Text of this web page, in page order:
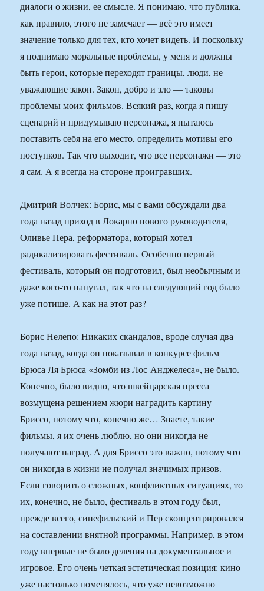
диалоги о жизни, ее смысле. Я понимаю, что публика,
как правило, этого не замечает — всё это имеет
значение только для тех, кто хочет видеть. И поскольку
я поднимаю моральные проблемы, у меня и должны
быть герои, которые переходят границы, люди, не
уважающие закон. Закон, добро и зло — таковы
проблемы моих фильмов. Всякий раз, когда я пишу
сценарий и придумываю персонажа, я пытаюсь
поставить себя на его место, определить мотивы его
поступков. Так что выходит, что все персонажи — это
я сам. А я всегда на стороне проигравших.
Дмитрий Волчек: Борис, мы с вами обсуждали два
года назад приход в Локарно нового руководителя,
Оливье Пера, реформатора, который хотел
радикализировать фестиваль. Особенно первый
фестиваль, который он подготовил, был необычным и
даже кого-то напугал, так что на следующий год было
уже потише. А как на этот раз?
Борис Нелепо: Никаких скандалов, вроде случая два
года назад, когда он показывал в конкурсе фильм
Брюса Ля Брюса «Зомби из Лос-Анджелеса», не было.
Конечно, было видно, что швейцарская пресса
возмущена решением жюри наградить картину
Бриссо, потому что, конечно же… Знаете, такие
фильмы, я их очень люблю, но они никогда не
получают наград. А для Бриссо это важно, потому что
он никогда в жизни не получал значимых призов.
Если говорить о сложных, конфликтных ситуациях, то
их, конечно, не было, фестиваль в этом году был,
прежде всего, синефильский и Пер сконцентрировался
на составлении внятной программы. Например, в этом
году впервые не было деления на документальное и
игровое. Его очень четкая эстетическая позиция: кино
уже настолько поменялось, что уже невозможно